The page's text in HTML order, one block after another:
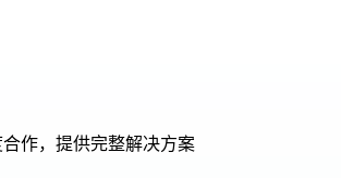
作，提供完整解决方案